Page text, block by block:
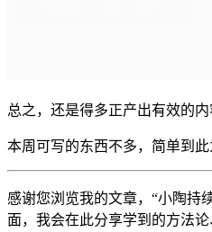
总之，还是得多正产出有效的
本周可写的东西不多，简单到此
感谢您浏览我的文章，“小陶持
面，我会在此分享学到的方法